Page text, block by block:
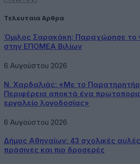
Τελευταία Άρθρα
Όμιλος Σαρακάκη: Παραχώρησε το
στην ΕΠΟΜΕΑ Βιλίων
6 Αυγούστου 2026
Ν. Χαρδαλιάς: «Με το
Περιφέρεια αποκτά ένα
εργαλείο λογοδοσίας»
6 Αυγούστου 2026
Δήμος Αθηναίων: 43 σχολικές αυλές
πράσινες και πιο δροσερές